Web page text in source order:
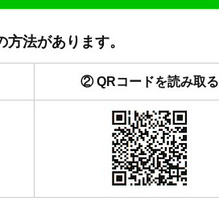
法があります。
② QRコードを読み取る